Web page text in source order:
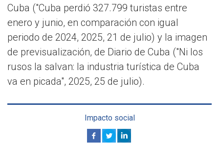
Cuba ("Cuba perdió 327.799 turistas entre
enero y junio, en comparación con igual
periodo de 2024, 2025, 21 de julio) y la imagen
de previsualización, de Diario de Cuba ("Ni los
rusos la salvan: la industria turística de Cuba
va en picada", 2025, 25 de julio).
Impacto social